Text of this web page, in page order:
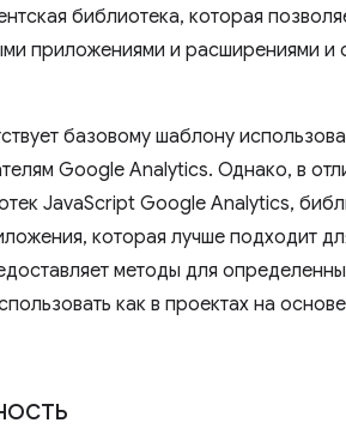
библиотека, которая
приложениями и расширениями и
базовому шаблону
Google Analytics. Однако, в
JavaScript Google Analytics,
которая лучше подходит
методы для
как в проектах на